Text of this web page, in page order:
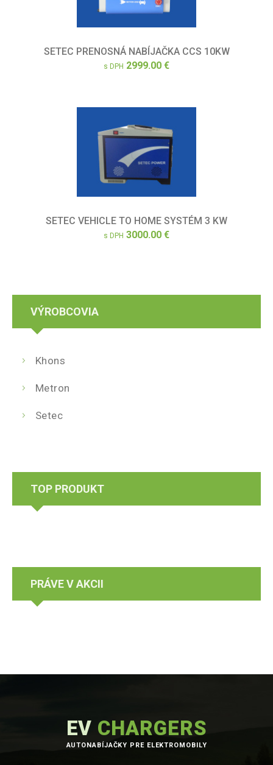
SETEC PRENOSNÁ NABÍJAČKA CCS 10KW
s DPH 2999.00 €
SETEC VEHICLE TO HOME SYSTÉM 3 KW
s DPH 3000.00 €
VÝROBCOVIA
Khons
Metron
Setec
TOP PRODUKT
PRÁVE V AKCII
EV CHARGERS
AUTONABÍJAČKY PRE ELEKTROMOBILY